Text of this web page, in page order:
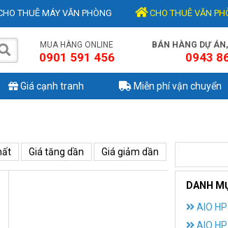
THUÊ MÁY VĂN PHÒNG CHO THUÊ VĂN
MUA HÀNG ONLINE
0901 591 456
BÁN HÀNG DỰ
0943
Giá cạnh tranh Miễn phí vận chuyển
DANH
AIO
AIO
Giá tăng dần Giá giảm dần